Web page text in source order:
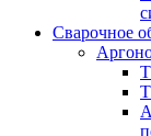
Сварочное